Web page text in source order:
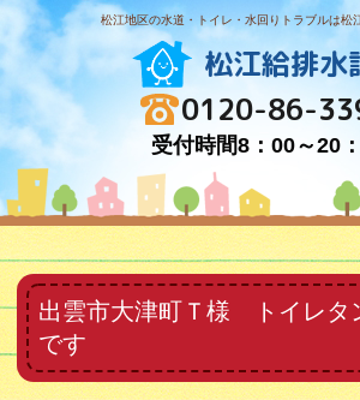
松江地区の水道・トイレ・水回りトラブルは松
松江給排水
0120-86-
受付時間8：00～20
出雲市大津町Ｔ様 トイレタ
です